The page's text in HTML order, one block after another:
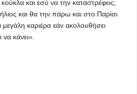
και εσύ να την καταστρέφεις;
και θα την πάρω και στο Παρίσι
μεγάλη καριέρα εάν ακολουθήσει
κάνει».